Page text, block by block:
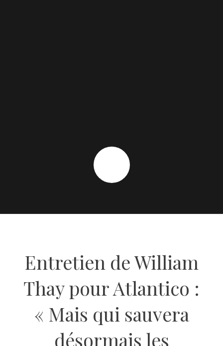
Entretien de William
Thay pour Atlantico :
« Mais qui sauvera
désormais les